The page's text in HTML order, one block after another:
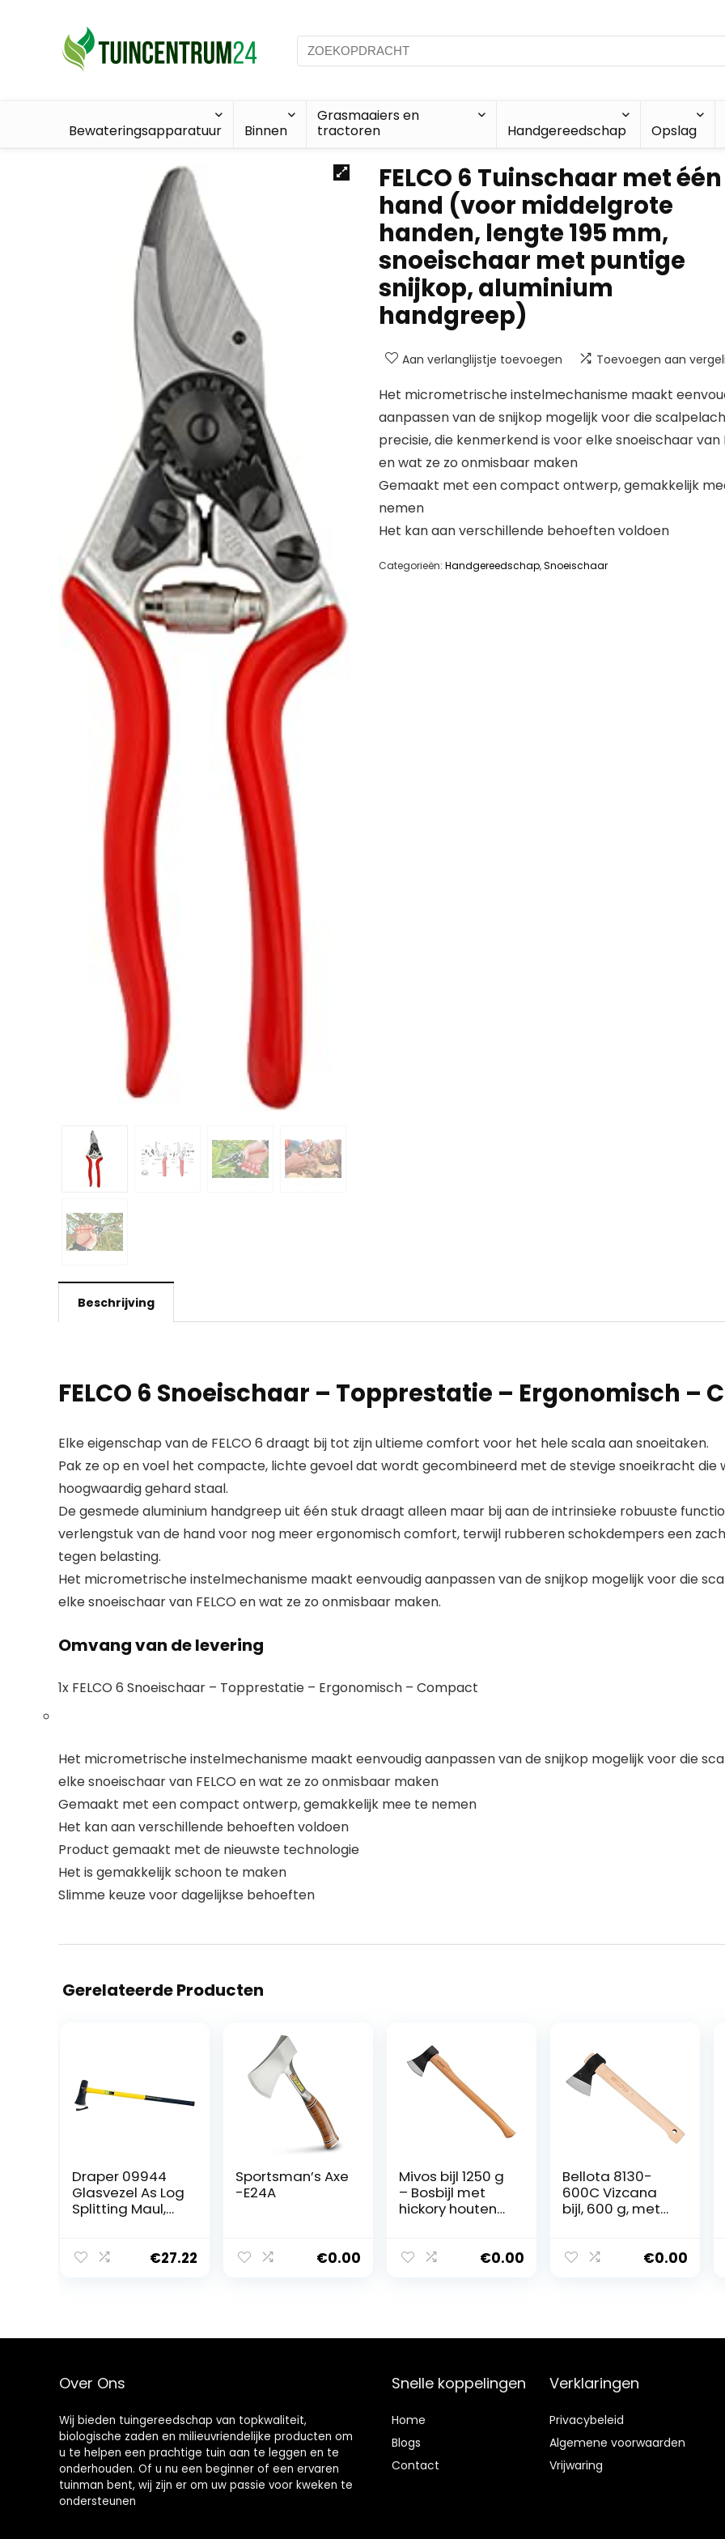
Bewateringsapparatuur Binnen
Grasmaaiers en
tractoren
Handgereedschap Opslag
FELCO 6 Tuinschaar met één
hand (voor middelgrote
handen, lengte 195 mm,
snoeischaar met puntige
snijkop, aluminium
handgreep)
Aan verlanglijstje toevoegen Toevoegen aan
Het micrometrische instelmechanisme maakt
aanpassen van de snijkop mogelijk voor die
precisie, die kenmerkend is voor elke snoeischaar van
en wat ze zo onmisbaar maken
Gemaakt met een compact ontwerp, gemakkelijk
nemen
Het kan aan verschillende behoeften voldoen
Categorieën: Handgereedschap,Snoeischaar
Beschrijving
FELCO 6 Snoeischaar – Topprestatie – Ergonomisch –
Elke eigenschap van de FELCO 6 draagt bij tot zijn ultieme comfort voor het hele scala aan snoeitaken.
Pak ze op en voel het compacte, lichte gevoel dat wordt gecombineerd met de stevige snoeikracht
hoogwaardig gehard staal.
De gesmede aluminium handgreep uit één stuk draagt alleen maar bij aan de intrinsieke robuuste
verlengstuk van de hand voor nog meer ergonomisch comfort, terwijl rubberen schokdempers een
tegen belasting.
Het micrometrische instelmechanisme maakt eenvoudig aanpassen van de snijkop mogelijk voor die
elke snoeischaar van FELCO en wat ze zo onmisbaar maken.
Omvang van de levering
1x FELCO 6 Snoeischaar – Topprestatie – Ergonomisch – Compact
Het micrometrische instelmechanisme maakt eenvoudig aanpassen van de snijkop mogelijk voor die
elke snoeischaar van FELCO en wat ze zo onmisbaar maken
Gemaakt met een compact ontwerp, gemakkelijk mee te nemen
Het kan aan verschillende behoeften voldoen
Product gemaakt met de nieuwste technologie
Het is gemakkelijk schoon te maken
Slimme keuze voor dagelijkse behoeften
Gerelateerde Producten
Draper 09944
Glasvezel As Log
Splitting Maul,
€27.22
Sportsman’s Axe
-E24A
€0.00
Mivos bijl 1250 g
– Bosbijl met
hickory houten
blad – Lengte 72
met gelakte
bosgebruik
€0.00
Bellota 8130-
600C Vizcana
bijl, 600 g, met
houtbewerking,
takken,
voor het zagen
€0.00
Over Ons
Wij bieden tuingereedschap van topkwaliteit,
biologische zaden en milieuvriendelijke producten om
u te helpen een prachtige tuin aan te leggen en te
onderhouden. Of u nu een beginner of een ervaren
tuinman bent, wij zijn er om uw passie voor kweken te
ondersteunen
Snelle koppelingen
Home
Blogs
Contact
Verklaringen
Privacybeleid
Algemene voorwaarden
Vrijwaring